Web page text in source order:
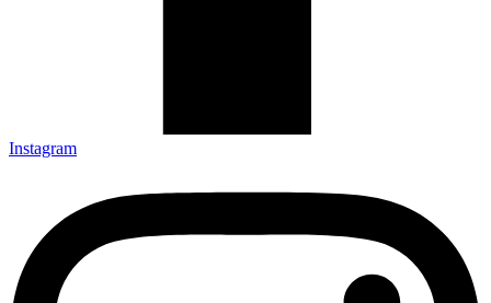
Instagram